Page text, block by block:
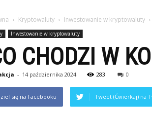
Kryptowaluty Inwestowanie w kryptowaluty
Inwestowanie w kryptowaluty
CHODZI W
- 14 października 2024 283 0
się na Facebooku Tweet (Ćwierkaj) na